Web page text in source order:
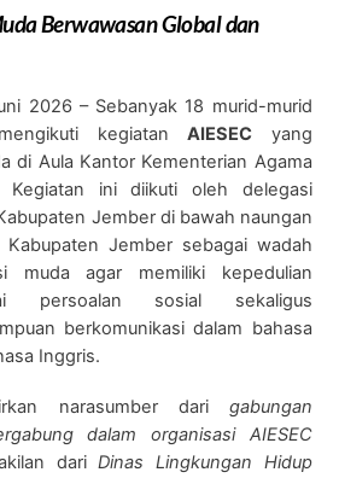
Berwawasan Global dan
2026 – Sebanyak 18 murid-murid
kegiatanAIESEC yang
di Aula Kantor Kementerian Agama
Kegiatan ini diikuti oleh delegasi
Jember di bawah naungan
Kabupaten Jember sebagai wadah
muda agar memiliki kepedulian
persoalan sosial sekaligus
berkomunikasi dalam bahasa
Inggris.
narasumber dari gabungan
dalam organisasi AIESEC
dariDinas Lingkungan Hidup